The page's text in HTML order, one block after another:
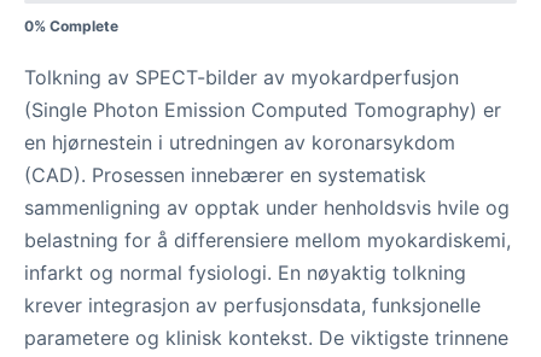
0% Complete
Tolkning av SPECT-bilder av myokardperfusjon
(Single Photon Emission Computed Tomography) er
en hjørnestein i utredningen av koronarsykdom
(CAD). Prosessen innebærer en systematisk
sammenligning av opptak under henholdsvis hvile og
belastning for å differensiere mellom myokardiskemi,
infarkt og normal fysiologi. En nøyaktig tolkning
krever integrasjon av perfusjonsdata, funksjonelle
parametere og klinisk kontekst. De viktigste trinnene